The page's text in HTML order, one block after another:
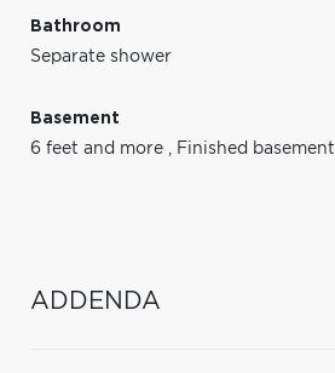
Bathroom
Separate shower
Basement
6 feet and more , Finished basement
ADDENDA